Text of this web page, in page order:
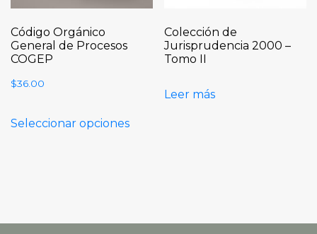
Código Orgánico
General de Procesos
COGEP
$36.00
Seleccionar opciones
Colección de
Jurisprudencia 2000 –
Tomo II
Leer más